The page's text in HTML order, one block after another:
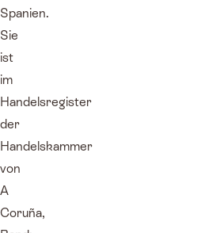
Spanien.
Sie
ist
im
Handelsregister
der
Handelskammer
von
A
Coruña,